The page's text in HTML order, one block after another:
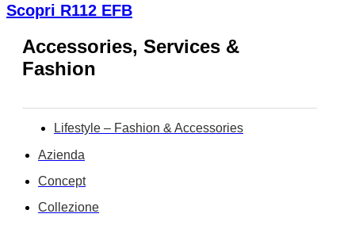
Scopri R112 EFB
Accessories, Services &
Fashion
Lifestyle – Fashion & Accessories
Azienda
Concept
Collezione